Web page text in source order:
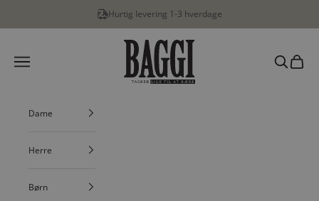
Hurtig levering 1-3 hverdage
BAGGI
Menu
Søg
Dame
Herre
Børn